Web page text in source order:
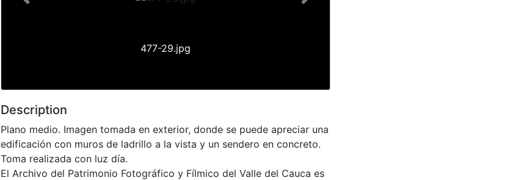
477-29.jpg
Previous Next
Description
Plano medio. Imagen tomada en exterior, donde se puede apreciar una
edificación con muros de ladrillo a la vista y un sendero en concreto.
Toma realizada con luz día.
El Archivo del Patrimonio Fotográfico y Fílmico del Valle del Cauca es